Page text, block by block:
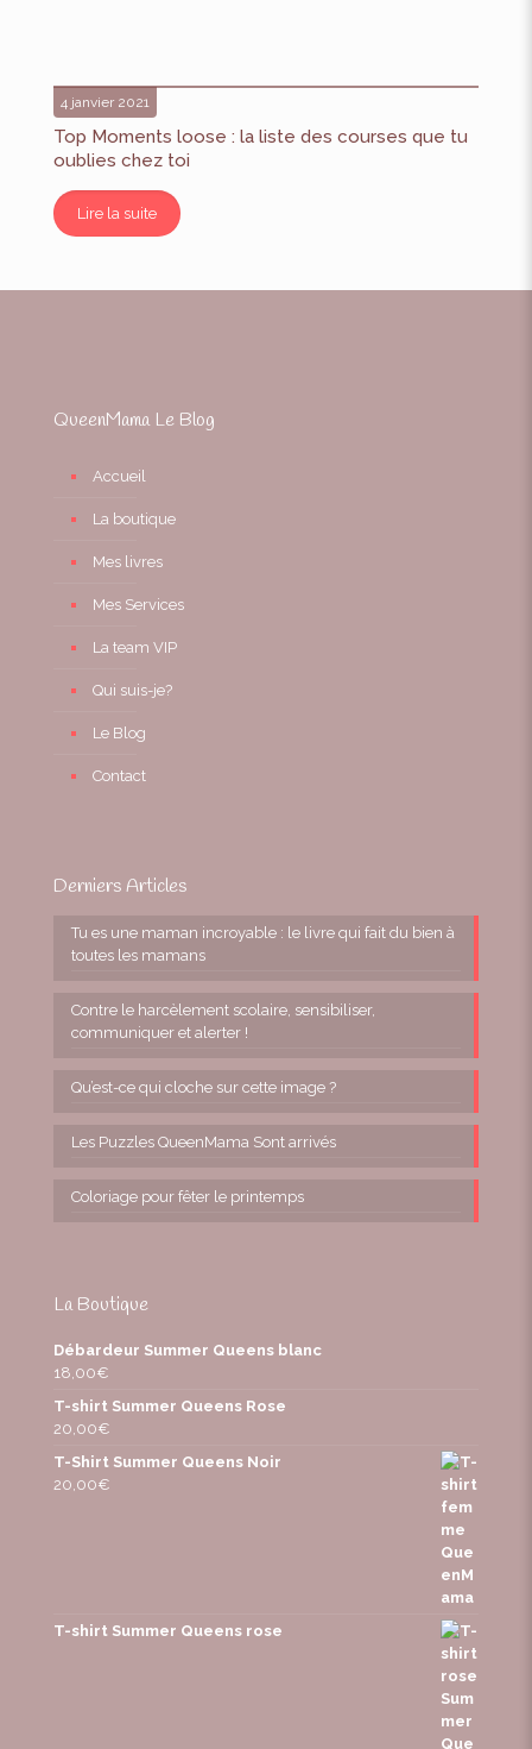
4 janvier 2021
Top Moments loose : la liste des courses que tu
oublies chez toi
Lire la suite
QueenMama Le Blog
Accueil
La boutique
Mes livres
Mes Services
La team VIP
Qui suis-je?
Le Blog
Contact
Derniers Articles
Tu es une maman incroyable : le livre qui fait du bien à
toutes les mamans
Contre le harcèlement scolaire, sensibiliser,
communiquer et alerter !
Qu’est-ce qui cloche sur cette image ?
Les Puzzles QueenMama Sont arrivés
Coloriage pour fêter le printemps
La Boutique
Débardeur Summer Queens blanc
18,00€
T-shirt Summer Queens Rose
20,00€
T-Shirt Summer Queens Noir
20,00€
T-shirt Summer Queens rose